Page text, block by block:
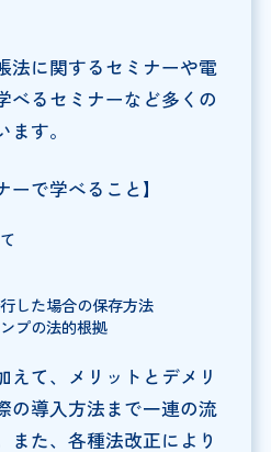
法に関するセミナーや電
べるセミナーなど多くの
す。
ーで学べること】
した場合の保存方法
プの法的根拠
えて、メリットとデメリ
の導入方法まで一連の流
また、各種法改正により